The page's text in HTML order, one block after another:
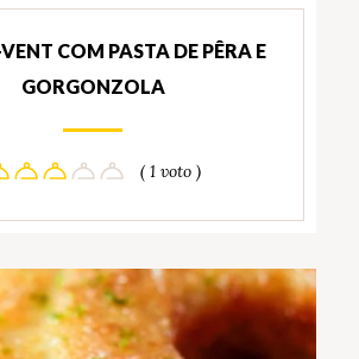
COM PASTA DE PÊRA E
GORGONZOLA
( 1 voto )